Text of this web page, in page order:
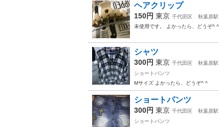
ヘアクリップ
150円 東京 千代田区 秋葉原駅
未使用です。 よかったら、どうぞ^ ^
シャツ
300円 東京 千代田区 秋葉原駅
ショートパンツ
Mサイズ よかったら、どうぞ^ ^
ショートパンツ
300円 東京 千代田区 秋葉原駅
ショートパンツ